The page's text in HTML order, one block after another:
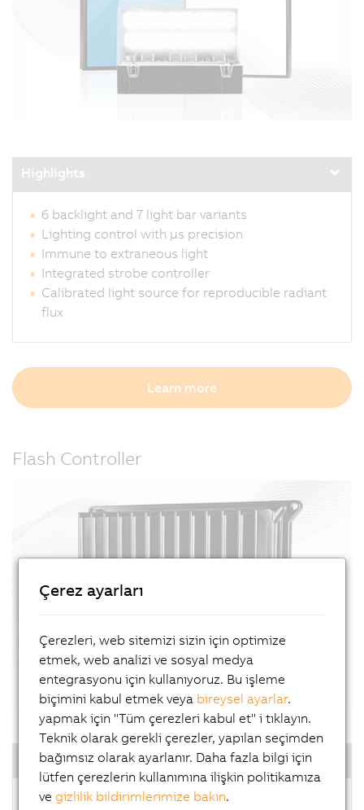
Highlights
6 backlight and 7 light bar variants
Lighting control with µs precision
Immune to extraneous light
Integrated strobe controller
Calibrated light source for reproducible radiant
flux
Learn more
Flash Controller
Highlights
Open to use 3rd party light device
Çerez ayarları
Çerezleri, web sitemizi sizin için optimize
etmek, web analizi ve sosyal medya
entegrasyonu için kullanıyoruz. Bu işleme
biçimini kabul etmek veya bireysel ayarlar.
yapmak için "Tüm çerezleri kabul et" i tıklayın.
Teknik olarak gerekli çerezler, yapılan seçimden
bağımsız olarak ayarlanır. Daha fazla bilgi için
lütfen çerezlerin kullanımına ilişkin politikamıza
vegizlilik bildirimlerimize bakın.